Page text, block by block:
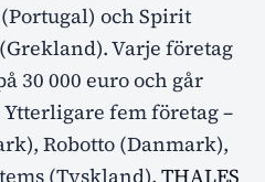
och Spirit
Varje företag
30 000 euro och går
fem företag –
Robotto (Danmark),
(Tyskland), THALES